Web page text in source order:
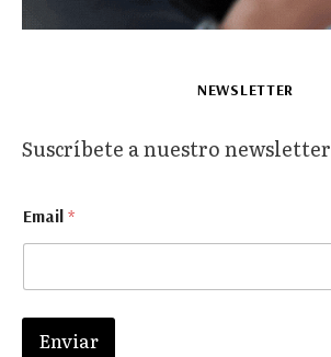
NEWSLETTER
Suscríbete a nuestro newsletter
m
a
l
m
Email *
Enviar